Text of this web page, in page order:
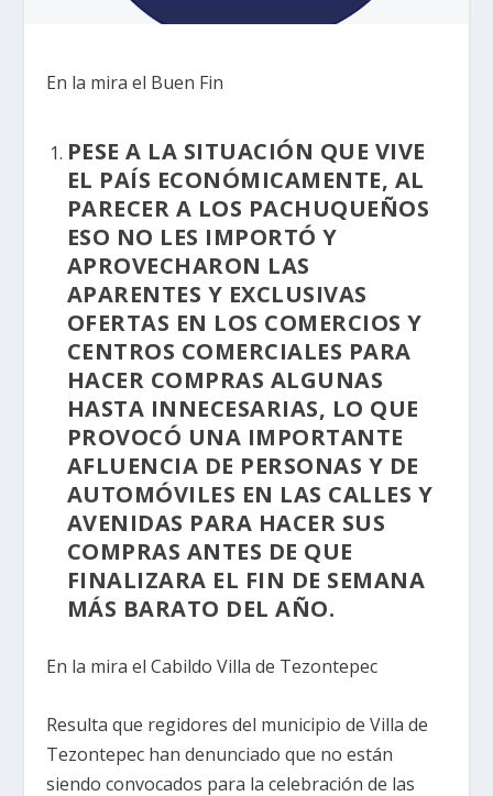
En la mira el Buen Fin
PESE A LA SITUACIÓN QUE VIVE
EL PAÍS ECONÓMICAMENTE, AL
PARECER A LOS PACHUQUEÑOS
ESO NO LES IMPORTÓ Y
APROVECHARON LAS
APARENTES Y EXCLUSIVAS
OFERTAS EN LOS COMERCIOS Y
CENTROS COMERCIALES PARA
HACER COMPRAS ALGUNAS
HASTA INNECESARIAS, LO QUE
PROVOCÓ UNA IMPORTANTE
AFLUENCIA DE PERSONAS Y DE
AUTOMÓVILES EN LAS CALLES Y
AVENIDAS PARA HACER SUS
COMPRAS ANTES DE QUE
FINALIZARA EL FIN DE SEMANA
MÁS BARATO DEL AÑO.
En la mira el Cabildo Villa de Tezontepec
Resulta que regidores del municipio de Villa de
Tezontepec han denunciado que no están
siendo convocados para la celebración de las